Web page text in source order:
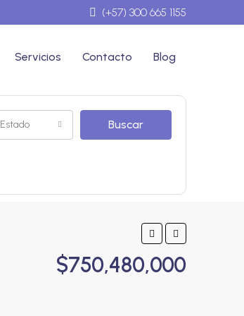
(+57) 300 665 1155
Servicios Contacto Blog
Estado Buscar
$750,480,000